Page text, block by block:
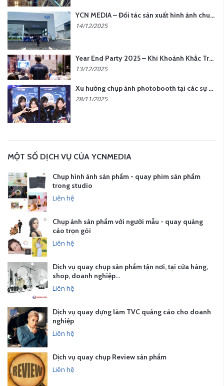
YCN MEDIA – Đối tác sản xuất hình ảnh chuyên nghiệp cho doanh nghiệp tại Hà Nội
14/12/2025
Year End Party 2025 – Khi Khoảnh Khắc Trở Thành Dấu Ấn | Gói Ưu Đãi Tháng 12 Từ YCN Media
13/12/2025
Xu hướng chụp ảnh photobooth tại các sự kiện hiện nay
28/11/2025
MỘT SỐ DỊCH VỤ CỦA YCNMEDIA
Chụp hình ảnh sản phẩm - quay phim sản phẩm
trong studio
Liên hệ
Chụp ảnh sản phẩm với người mẫu - quay quảng
cáo trọn gói
Liên hệ
Dịch vụ quay chụp sản phẩm tận nơi, tại cửa hàng,
shop, doanh nghiệp…
Liên hệ
Dịch vụ quay dựng làm TVC quảng cáo cho doanh
nghiệp
Liên hệ
Dịch vụ quay chụp Review sản phẩm
Liên hệ